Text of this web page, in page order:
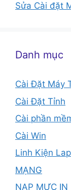
Sửa Cài đặt
Danh mục
Cài Đặt Máy
Cài Đặt Tỉnh
Cài phần
Cài Win
Linh Kiện
MẠNG
NẠP MỰC IN